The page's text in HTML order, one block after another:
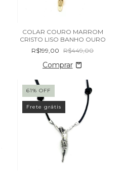
COLAR COURO MARROM
CRISTO LISO BANHO OURO
R$199,00 R$449,00
61% OFF
Frete grátis